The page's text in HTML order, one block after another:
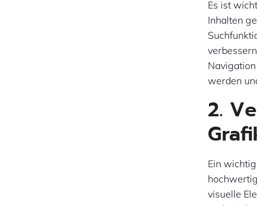
Es ist
Inhalten
werden
2.
Ein
visuelle